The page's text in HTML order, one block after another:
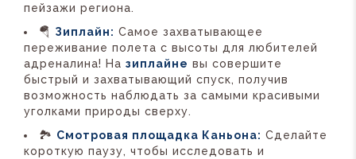
пейзажи региона.
🪂 Зиплайн: Самое захватывающее
переживание полета с высоты для любителей
адреналина! На зиплайне вы совершите
быстрый и захватывающий спуск, получив
возможность наблюдать за самыми красивыми
уголками природы сверху.
🏞️ Смотровая площадка Каньона: Сделайте
короткую паузу, чтобы исследовать и